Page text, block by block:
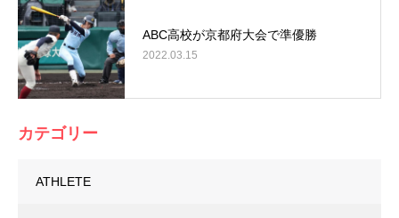
ABC高校が京都府大会で準優勝
2022.03.15
カテゴリー
ATHLETE